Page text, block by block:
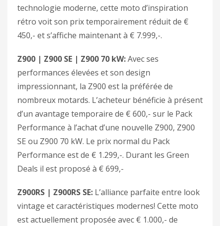
technologie moderne, cette moto d’inspiration
rétro voit son prix temporairement réduit de €
450,- et s’affiche maintenant à € 7.999,-.
Z900 | Z900 SE | Z900 70 kW:Avec ses
performances élevées et son design
impressionnant, la Z900 est la préférée de
nombreux motards. L’acheteur bénéficie à présent
d’un avantage temporaire de € 600,- sur le Pack
Performance à l’achat d’une nouvelle Z900, Z900
SE ou Z900 70 kW. Le prix normal du Pack
Performance est de € 1.299,-. Durant les Green
Deals il est proposé à € 699,-
Z900RS | Z900RS SE: L’alliance parfaite entre look
vintage et caractéristiques modernes! Cette moto
est actuellement proposée avec € 1.000,- de